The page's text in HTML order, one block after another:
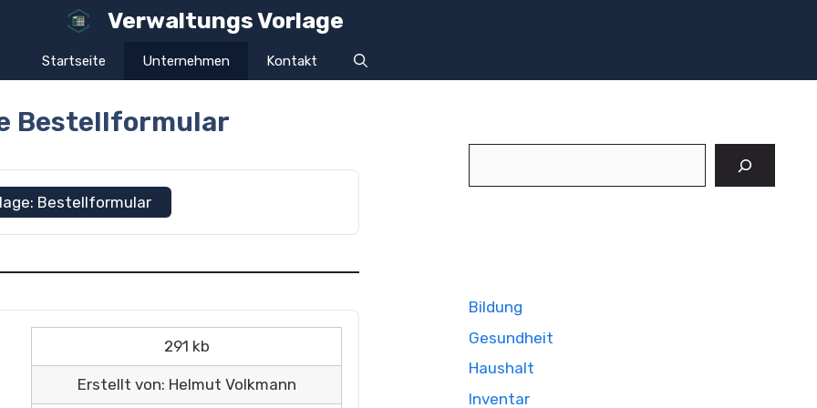
Verwaltungs Vorlage
Startseite Unternehmen Kontakt
Bestellformular
Bestellformular
291 kb
Erstellt von: Helmut Volkmann
Bildung
Gesundheit
Haushalt
Inventar